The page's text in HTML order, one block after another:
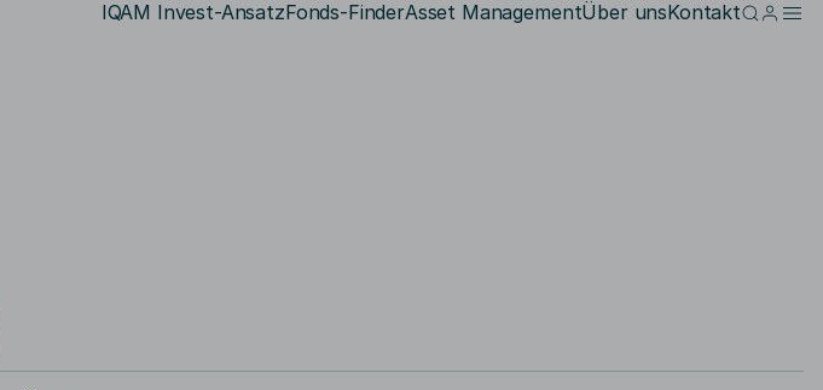
IQAM Invest-AnsatzFonds-FinderAsset ManagementÜber unsKontakt